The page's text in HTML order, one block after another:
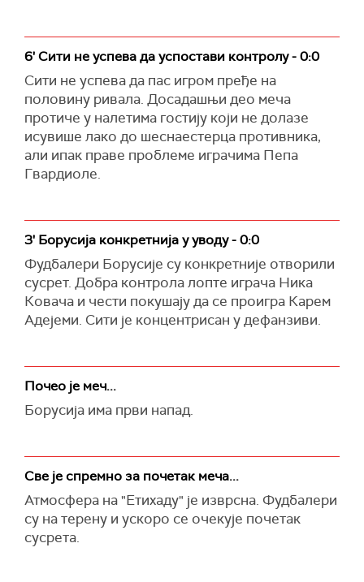
6' Сити не успева да успостави контролу - 0:0
Сити не успева да пас игром пређе на
половину ривала. Досадашњи део меча
протиче у налетима гостију који не долазе
исувише лако до шеснаестерца противника,
али ипак праве проблеме играчима Пепа
Гвардиоле.
3' Борусија конкретнија у уводу - 0:0
Фудбалери Борусије су конкретније отворили
сусрет. Добра контрола лопте играча Ника
Ковача и чести покушају да се проигра Карем
Адејеми. Сити је концентрисан у дефанзиви.
Почео је меч...
Борусија има први напад.
Све је спремно за почетак меча...
Атмосфера на "Етихаду" је изврсна. Фудбалери
су на терену и ускоро се очекује почетак
сусрета.